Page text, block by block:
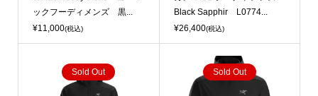
ックフーディメンズ 黒...
¥11,000(税込)
Black Sapphir L0774...
¥26,400(税込)
Sold Out Sold Out